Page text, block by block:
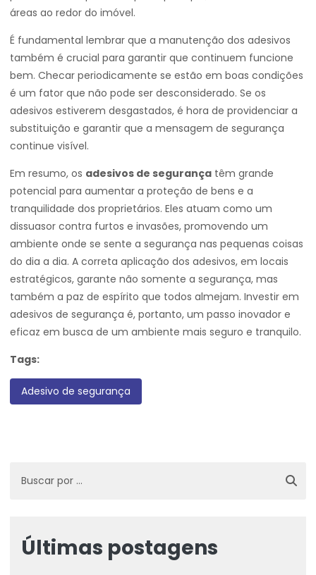
áreas ao redor do imóvel.
É fundamental lembrar que a manutenção dos adesivos
também é crucial para garantir que continuem funcione
bem. Checar periodicamente se estão em boas condições
é um fator que não pode ser desconsiderado. Se os
adesivos estiverem desgastados, é hora de providenciar a
substituição e garantir que a mensagem de segurança
continue visível.
Em resumo, os adesivos de segurança têm grande
potencial para aumentar a proteção de bens e a
tranquilidade dos proprietários. Eles atuam como um
dissuasor contra furtos e invasões, promovendo um
ambiente onde se sente a segurança nas pequenas coisas
do dia a dia. A correta aplicação dos adesivos, em locais
estratégicos, garante não somente a segurança, mas
também a paz de espírito que todos almejam. Investir em
adesivos de segurança é, portanto, um passo inovador e
eficaz em busca de um ambiente mais seguro e tranquilo.
Tags:
Adesivo de segurança
Últimas postagens